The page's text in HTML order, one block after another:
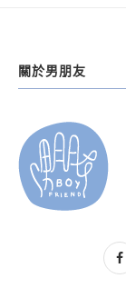
關於男朋友